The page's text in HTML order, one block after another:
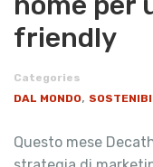
friendly
Categories
DAL MONDO,
Questo mese